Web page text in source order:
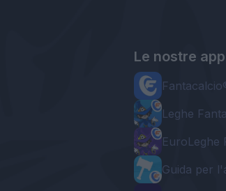
Le nostre app
Leghe
EuroLeghe
Guida per